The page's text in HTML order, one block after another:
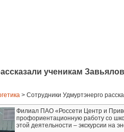
ученикам
> Сотрудники Удмуртэнерго
Филиал ПАО «Россети Центр и
профориентационную работу со
этой деятельности – экскурсии на